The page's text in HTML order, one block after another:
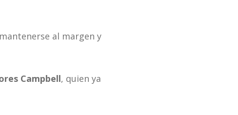
al margen y
Campbell, quien ya